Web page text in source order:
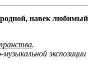
навек
.